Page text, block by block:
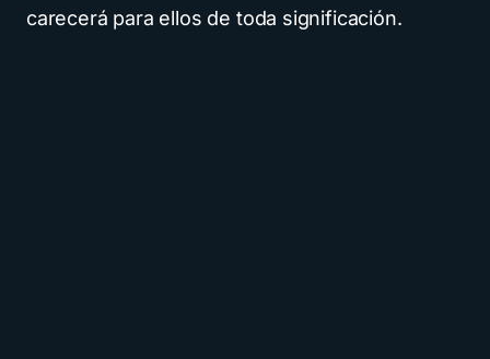
carecerá para ellos de toda significación.